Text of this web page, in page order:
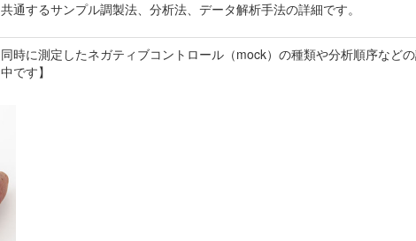
共通するサンプル調製法、分析法、データ解析手法の詳細です。
同時に測定したネガティブコントロール（mock）の種類や分析順序などの
中です】